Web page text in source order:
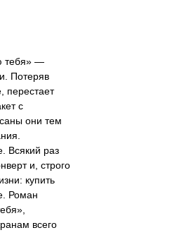
тебя» —
Потеряв
перестает
с
они тем
Всякий раз
и, строго
купить
Роман
всего